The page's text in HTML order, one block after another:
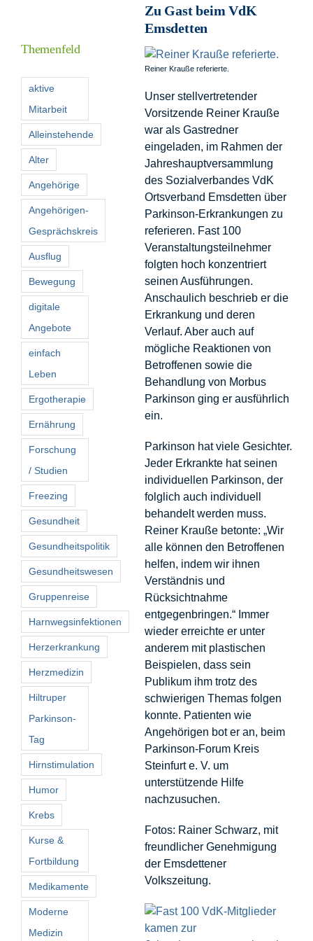
Kontakt
Suche
nach:
Zu Gast beim VdK
Emsdetten
Reiner Krauße referierte.
Unser stellvertretender
Vorsitzende Reiner Krauße
war als Gastredner
eingeladen, im Rahmen der
Jahreshauptversammlung
des Sozialverbandes VdK
Ortsverband Emsdetten über
Parkinson-Erkrankungen zu
referieren. Fast 100
Veranstaltungsteilnehmer
folgten hoch konzentriert
seinen Ausführungen.
Anschaulich beschrieb er die
Erkrankung und deren
Verlauf. Aber auch auf
mögliche Reaktionen von
Betroffenen sowie die
Behandlung von Morbus
Parkinson ging er ausführlich
ein.
Parkinson hat viele Gesichter.
Jeder Erkrankte hat seinen
individuellen Parkinson, der
folglich auch individuell
behandelt werden muss.
Reiner Krauße betonte: „Wir
alle können den Betroffenen
helfen, indem wir ihnen
Verständnis und
Rücksichtnahme
entgegenbringen.“ Immer
wieder erreichte er unter
anderem mit plastischen
Beispielen, dass sein
Publikum ihm trotz des
schwierigen Themas folgen
konnte. Patienten wie
Angehörigen bot er an, beim
Parkinson-Forum Kreis
Steinfurt e. V. um
unterstützende Hilfe
nachzusuchen.
Fotos: Rainer Schwarz, mit
freundlicher Genehmigung
der Emsdettener
Volkszeitung.
Themenfeld
aktive
Mitarbeit
Alleinstehende
Alter
Angehörige
Angehörigen-
Gesprächskreis
Ausflug
Bewegung
digitale
Angebote
einfach
Leben
Ergotherapie
Ernährung
Forschung
/ Studien
Freezing
Gesundheit
Gesundheitspolitik
Gesundheitswesen
Gruppenreise
Harnwegsinfektionen
Herzerkrankung
Herzmedizin
Hiltruper
Parkinson-
Tag
Hirnstimulation
Humor
Krebs
Kurse &
Fortbildung
Medikamente
Moderne
Medizin